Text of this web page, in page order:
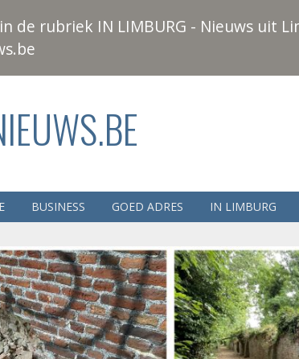
de rubriek IN LIMBURG - Nieuws uit
BUSINESS GOED ADRES IN LIMBURG